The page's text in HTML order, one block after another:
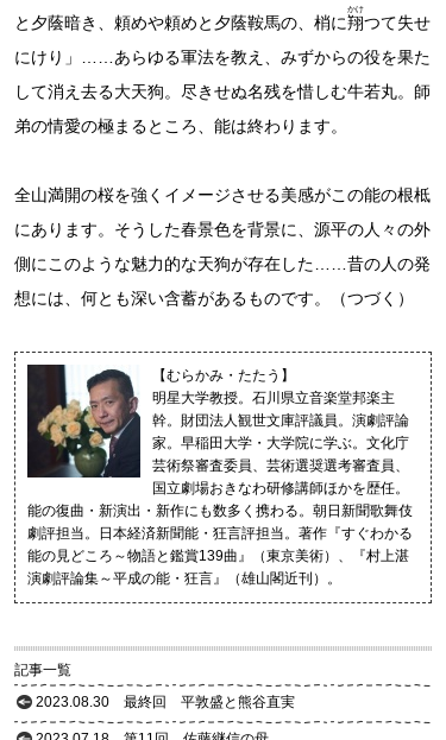
と夕蔭暗き、頼めや頼めと夕蔭鞍馬の、梢に翔
かけ
つて失せ
にけり」……あらゆる軍法を教え、みずからの役を果た
して消え去る大天狗。尽きせぬ名残を惜しむ牛若丸。師
弟の情愛の極まるところ、能は終わります。
全山満開の桜を強くイメージさせる美感がこの能の根柢
にあります。そうした春景色を背景に、源平の人々の外
側にこのような魅力的な天狗が存在した……昔の人の発
想には、何とも深い含蓄があるものです。（つづく）
【むらかみ・たたう】
明星大学教授。石川県立音楽堂邦楽主
幹。財団法人観世文庫評議員。演劇評論
家。早稲田大学・大学院に学ぶ。文化庁
芸術祭審査委員、芸術選奨選考審査員、
国立劇場おきなわ研修講師ほかを歴任。
能の復曲・新演出・新作にも数多く携わる。朝日新聞歌舞伎
劇評担当。日本経済新聞能・狂言評担当。著作『すぐわかる
能の見どころ～物語と鑑賞139曲』（東京美術）、『村上湛
演劇評論集～平成の能・狂言』（雄山閣近刊）。
記事一覧
2023.08.30
最終回 平敦盛と熊谷直実